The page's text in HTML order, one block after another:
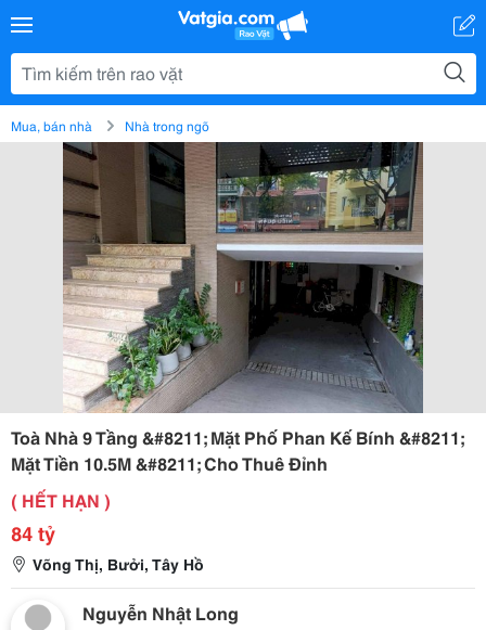
Mua, bán nhà Nhà trong ngõ
Toà Nhà 9 Tầng &#8211; Mặt Phố Phan Kế Bính &#8211;
Mặt Tiền 10.5M &#8211; Cho Thuê Đỉnh
( HẾT HẠN )
84 tỷ
Võng Thị, Bưởi, Tây Hồ
Nguyễn Nhật Long